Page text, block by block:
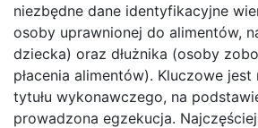
niezbędne dane identyfikacyjne
osoby uprawnionej do alimentów,
dziecka) oraz dłużnika (osoby
płacenia alimentów). Kluczowe
tytułu wykonawczego, na
prowadzona egzekucja.